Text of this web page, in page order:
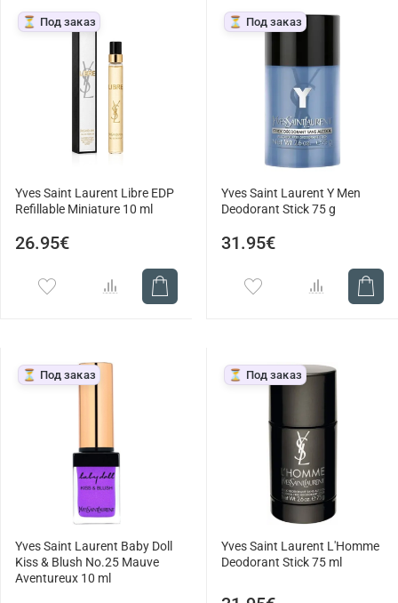
⏳ Под заказ
Yves Saint Laurent Libre EDP
Refillable Miniature 10 ml
26.95€
⏳ Под заказ
Yves Saint Laurent Y Men
Deodorant Stick 75 g
31.95€
⏳ Под заказ
Yves Saint Laurent Baby Doll
Kiss & Blush No.25 Mauve
Aventureux 10 ml
⏳ Под заказ
Yves Saint Laurent L'Homme
Deodorant Stick 75 ml